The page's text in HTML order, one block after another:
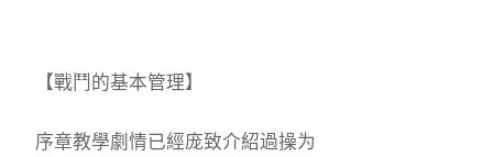
【戰鬥的基本管理】
序章教學劇情已經庞致介紹過操为